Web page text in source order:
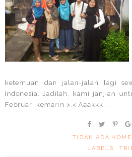
ketemuan dan jalan-jalan lagi
Indonesia. Jadilah, kami janjian
Februari kemarin >.< Aaakkk,...
TIDAK ADA
LABELS: